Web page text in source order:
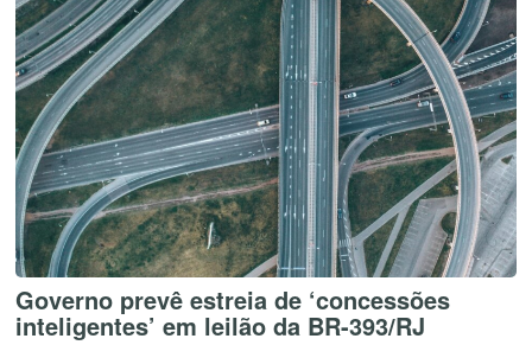
Governo prevê estreia de ‘concessões
inteligentes’ em leilão da BR-393/RJ